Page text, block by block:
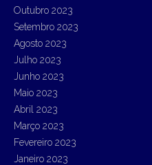
Outubro 2023
Setembro 2023
Agosto 2023
Julho 2023
Junho 2023
Maio 2023
Abril 2023
Março 2023
Fevereiro 2023
Janeiro 2023